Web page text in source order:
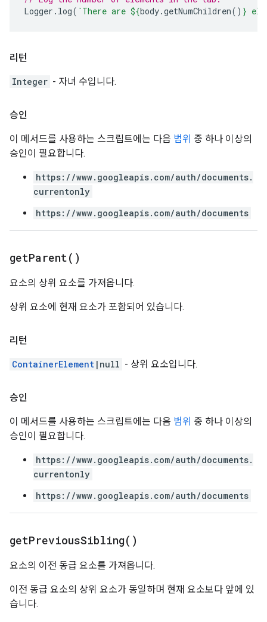
Logger . log( `There are ${body.getNumChildren() }
리턴
Integer - 자녀 수입니다.
승인
이 메서드를 사용하는 스크립트에는 다음 범위 중 하나 이상의
승인이 필요합니다.
https://www.googleapis.com/auth/documents.
currentonly
https://www.googleapis.com/auth/documents
getParent( )
요소의 상위 요소를 가져옵니다.
상위 요소에 현재 요소가 포함되어 있습니다.
리턴
ContainerElement |null - 상위 요소입니다.
승인
이 메서드를 사용하는 스크립트에는 다음 범위 중 하나 이상의
승인이 필요합니다.
https://www.googleapis.com/auth/documents.
currentonly
https://www.googleapis.com/auth/documents
getPreviousSibling( )
요소의 이전 동급 요소를 가져옵니다.
이전 동급 요소의 상위 요소가 동일하며 현재 요소보다 앞에 있
습니다.